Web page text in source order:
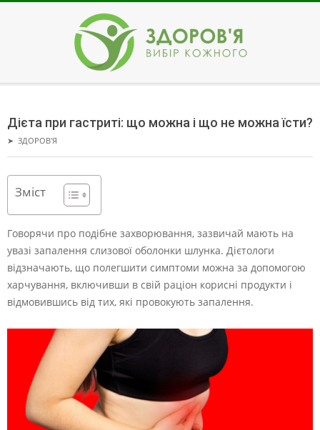
ЗДОРОВ'Я
Menu
Дієта при гастриті: що можна і що не можна їсти?
➤ ЗДОРОВ'Я
Зміст
Говорячи про подібне захворювання, зазвичай мають на
увазі запалення слизової оболонки шлунка. Дієтологи
відзначають, що полегшити симптоми можна за допомогою
харчування, включивши в свій раціон корисні продукти і
відмовившись від тих, які провокують запалення.